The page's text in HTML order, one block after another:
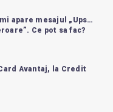
apare mesajul „Ups…
Ce pot sa fac?
Avantaj, la Credit